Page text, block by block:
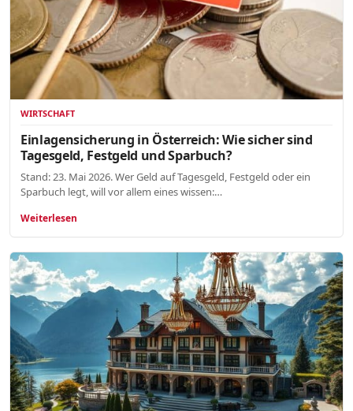
WIRTSCHAFT
Einlagensicherung in Österreich: Wie sicher sind
Tagesgeld, Festgeld und Sparbuch?
Stand: 23. Mai 2026. Wer Geld auf Tagesgeld, Festgeld oder ein
Sparbuch legt, will vor allem eines wissen:…
Weiterlesen